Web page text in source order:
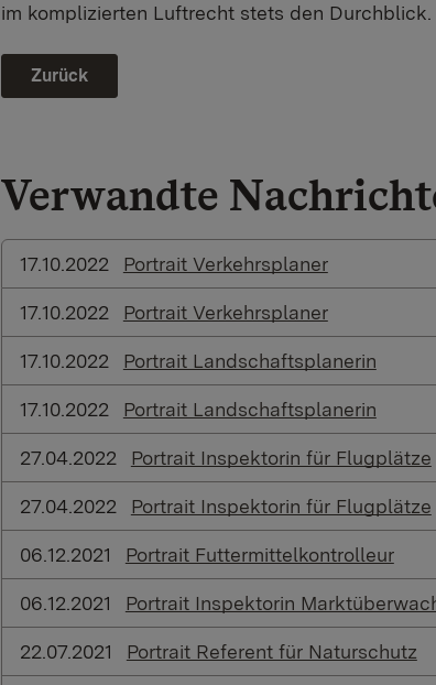
im komplizierten Luftrecht stets den Durchblick.
Zurück
Verwandte
17.10.2022 Portrait Verkehrsplaner
17.10.2022 Portrait Verkehrsplaner
17.10.2022 Portrait Landschaftsplanerin
17.10.2022 Portrait Landschaftsplanerin
27.04.2022 Portrait Inspektorin für Flugplätze
27.04.2022 Portrait Inspektorin für Flugplätze
06.12.2021 Portrait Futtermittelkontrolleur
06.12.2021 Portrait Inspektorin
22.07.2021 Portrait Referent für Naturschutz